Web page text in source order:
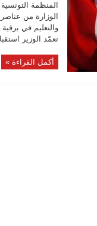
المنظمة
الوزارة من عناصر
والتعليم في
تعمّد الوزير
أكمل القراءة »